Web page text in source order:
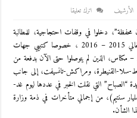
اﻷرشيف اترك تعليقا
محفظة”، دخلوا في وقفات احتجاجية، للمطالبة
بتسوية وضعيتهم المالية برسم الموسم الدراسي الحالي 2015 – 2016 ، خصوصا كتبيي جهات
مكناس، الذين لم يتوصلوا حتى الآن بدفعة من
سلا-القنيطرة، ومراكش-تانسيفت، إلى جانب
التي نقلت الخبر في عددها ليوم غد-
بنسبة 30 في المائة حاليا (12 مليار سنتيم)، من إجمالي متأخرات في ذمة وزارة